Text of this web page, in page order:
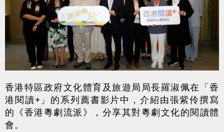
香港特區政府文化體育及旅遊局局長羅淑佩在「香
港閱讀+」的系列薦書影片中，介紹由張紫伶撰寫
的《香港粵劇流派》，分享其對粵劇文化的閱讀體
會。